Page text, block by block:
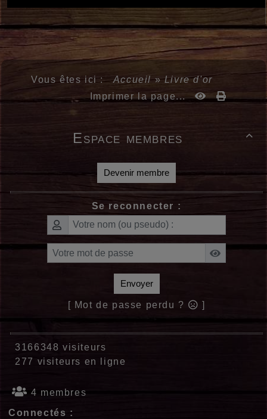
Vous êtes ici : Accueil»Livre d'or
Imprimer la page...

Espace membres
Devenir membre
Se reconnecter :
Envoyer
[ Mot de passe perdu ? ]
3166348 visiteurs
277 visiteurs en ligne
4 membres
Connectés :